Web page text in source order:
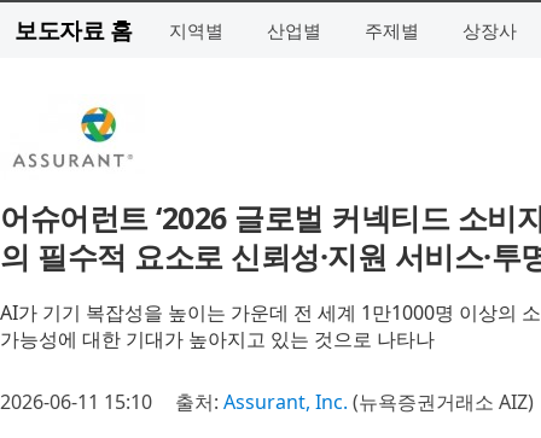
보도자료 홈 지역별 산업별 주제별 상장사
어슈어런트 ‘2026 글로벌 커넥티드 소
의 필수적 요소로 신뢰성·지원 서비스·투
AI가 기기 복잡성을 높이는 가운데 전 세계 1만1000명 이상의
가능성에 대한 기대가 높아지고 있는 것으로 나타나
2026-06-11 15:10 출처: Assurant, Inc. (뉴욕증권거래소 AIZ)